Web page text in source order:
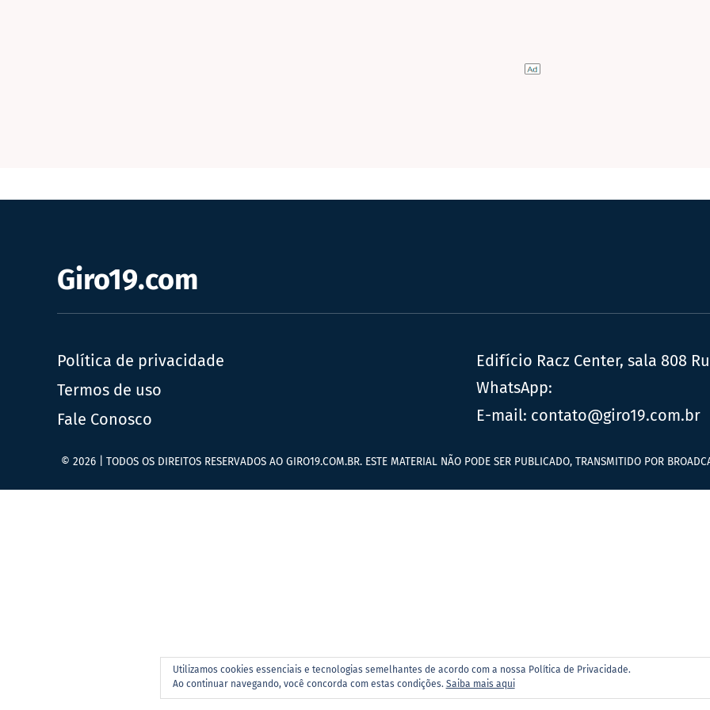
Giro19.com
Política de privacidade
Termos de uso
Fale Conosco
Edifício Racz Center, sala 808
WhatsApp:
E-mail: contato@giro19.com.br
Utilizamos cookies essenciais e tecnologias semelhantes de acordo com a nossa Política de Privacidade.
Ao continuar navegando, você concorda com estas condições. Saiba mais aqui
© 2026 | TODOS OS DIREITOS RESERVADOS AO GIRO19.COM.BR. ESTE MATERIAL NÃO PODE SER PUBLICADO, TRANSMITIDO POR